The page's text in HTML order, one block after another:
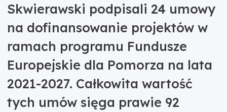
Skwierawski podpisali 24 umowy
na dofinansowanie projektów w
ramach programu Fundusze
Europejskie dla Pomorza na lata
2021-2027. Całkowita wartość
tych umów sięga prawie 92